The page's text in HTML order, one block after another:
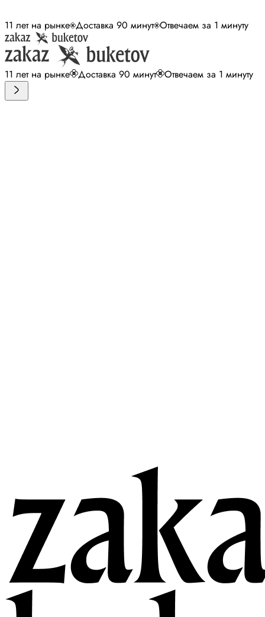
11 лет на рынке Доставка 90 минут Отвечаем за 1 минуту
11 лет на рынке Доставка 90 минут Отвечаем за 1 минуту